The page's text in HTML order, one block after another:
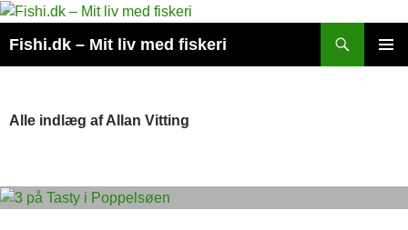
Hop
indhold
Fishi.dk – Mit liv med fiskeri
Alle indlæg af Allan Vitting